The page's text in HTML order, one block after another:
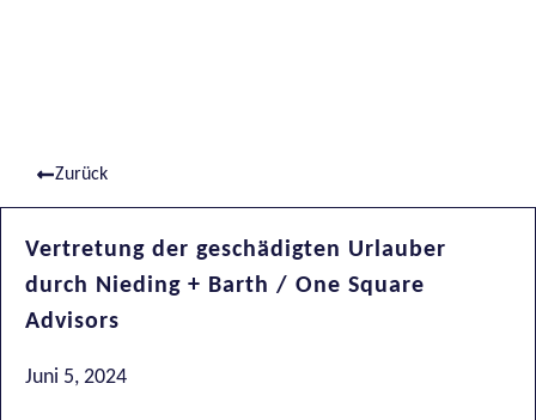
Zurück
Vertretung der geschädigten Urlauber
durch Nieding + Barth / One Square
Advisors
Juni 5, 2024